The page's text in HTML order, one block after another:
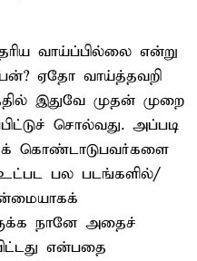
வாய்ப்பில்லை என்று
ஏதோ வாய்த்தவறி
இதுவே முதன் முறை
சொல்வது. அப்படி
கொண்டாடுபவர்களை
உட்பட பல படங்களில்/
நானே அதைச்
என்பதை